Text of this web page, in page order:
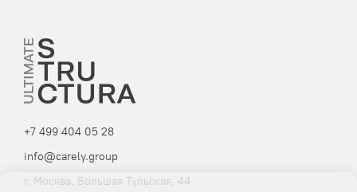
+7 499 404 05 28
info@carely.group
г. Москва, Большая Тульская, 44